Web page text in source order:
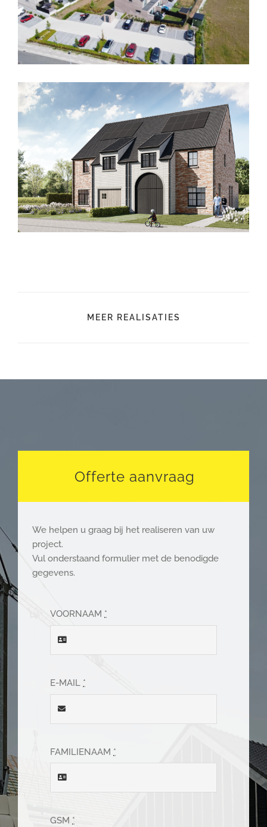
MEER REALISATIES
Offerte aanvraag
We helpen u graag bij het realiseren van uw
project.
Vul onderstaand formulier met de benodigde
gegevens.
VOORNAAM *
E-MAIL *
FAMILIENAAM *
GSM *